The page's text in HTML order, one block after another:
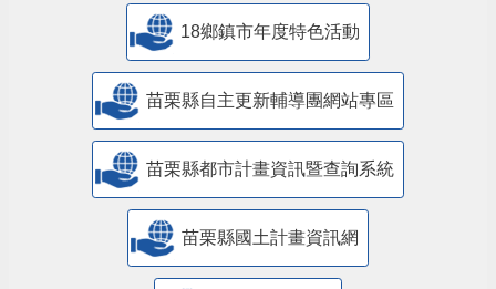
18鄉鎮市年度特色活動
苗栗縣自主更新輔導團網站專區
苗栗縣都市計畫資訊暨查詢系統
苗栗縣國土計畫資訊網